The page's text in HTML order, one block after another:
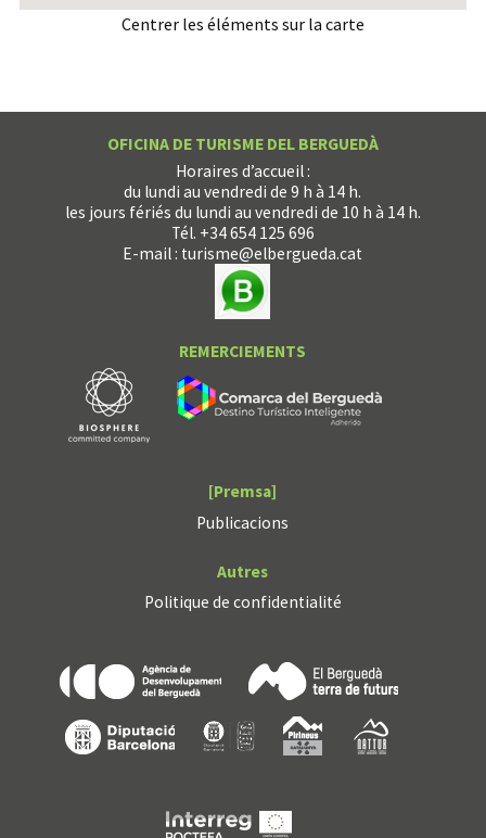
Centrer les éléments sur la carte
OFICINA DE TURISME DEL BERGUEDÀ
Horaires d’accueil :
du lundi au vendredi de 9 h à 14 h.
les jours fériés du lundi au vendredi de 10 h à 14 h.
Tél. +34 654 125 696
E-mail : turisme@elbergueda.cat
REMERCIEMENTS
[Premsa]
Publicacions
Autres
Politique de confidentialité